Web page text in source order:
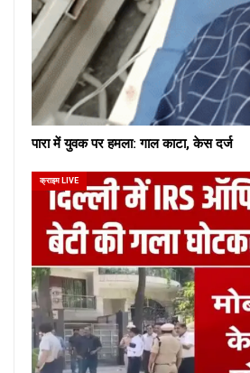
पारा में युवक पर हमला: गाल काटा, केस दर्ज
क्राइम LIVE